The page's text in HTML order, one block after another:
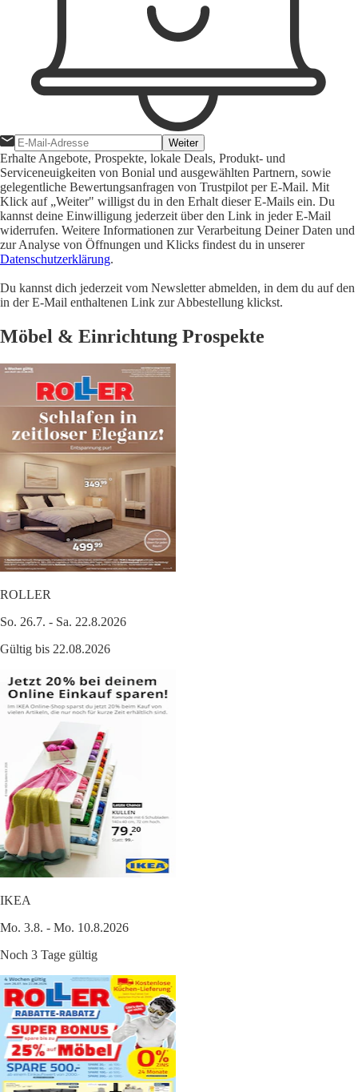
Weiter
Erhalte Angebote, Prospekte, lokale Deals, Produkt- und
Serviceneuigkeiten von Bonial und ausgewählten Partnern, sowie
gelegentliche Bewertungsanfragen von Trustpilot per E-Mail. Mit
Klick auf „Weiter" willigst du in den Erhalt dieser E-Mails ein. Du
kannst deine Einwilligung jederzeit über den Link in jeder E-Mail
widerrufen. Weitere Informationen zur Verarbeitung Deiner Daten und
zur Analyse von Öffnungen und Klicks findest du in unserer
Datenschutzerklärung.
Du kannst dich jederzeit vom Newsletter abmelden, in dem du auf den
in der E-Mail enthaltenen Link zur Abbestellung klickst.
Möbel & Einrichtung Prospekte
ROLLER
So. 26.7. - Sa. 22.8.2026
Gültig bis 22.08.2026
IKEA
Mo. 3.8. - Mo. 10.8.2026
Noch 3 Tage gültig